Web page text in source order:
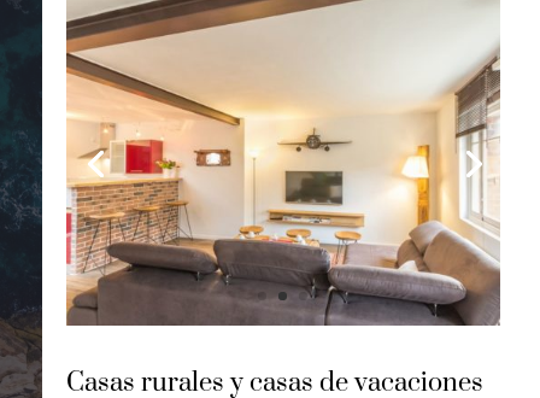
Casas rurales y casas de vacaciones